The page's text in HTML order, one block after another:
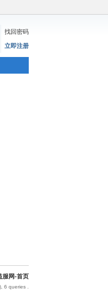
找回密码
立即注册
服网-首页
6 queries .